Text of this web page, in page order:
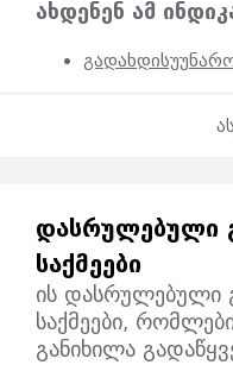
ახდენენ ამ
ᲓᲐᲡᲠᲣᲚᲔᲑᲣᲚᲘ
ᲡᲐᲥᲛᲔᲔᲑᲘ
ის დასრულებული
საქმეები,
განიხილა